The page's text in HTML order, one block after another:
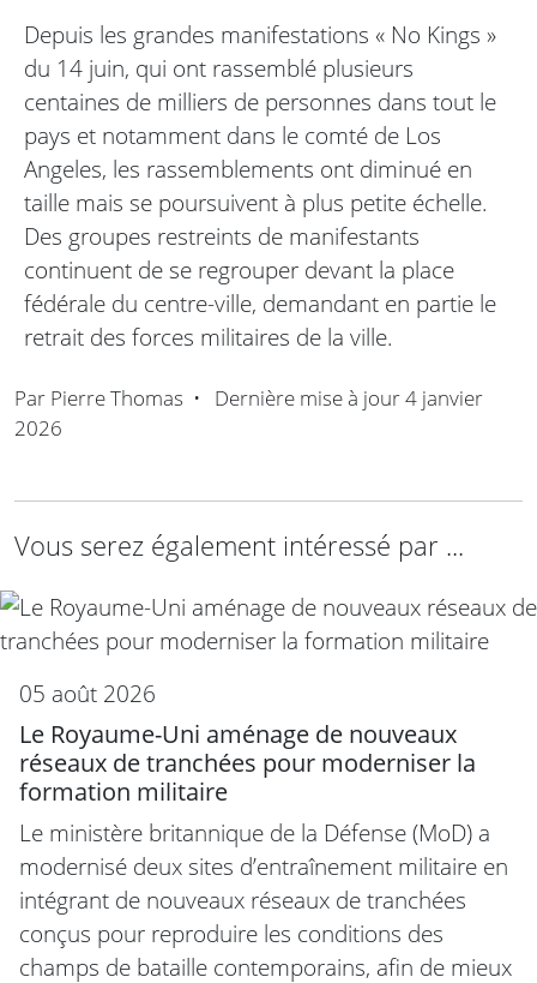
Depuis les grandes manifestations « No Kings »
du 14 juin, qui ont rassemblé plusieurs
centaines de milliers de personnes dans tout le
pays et notamment dans le comté de Los
Angeles, les rassemblements ont diminué en
taille mais se poursuivent à plus petite échelle.
Des groupes restreints de manifestants
continuent de se regrouper devant la place
fédérale du centre-ville, demandant en partie le
retrait des forces militaires de la ville.
Par Pierre Thomas • Dernière mise à jour4 janvier
2026
Vous serez également intéressé par ...
05 août 2026
Le Royaume-Uni aménage de nouveaux
réseaux de tranchées pour moderniser la
formation militaire
Le ministère britannique de la Défense (MoD) a
modernisé deux sites d’entraînement militaire en
intégrant de nouveaux réseaux de tranchées
conçus pour reproduire les conditions des
champs de bataille contemporains, afin de mieux